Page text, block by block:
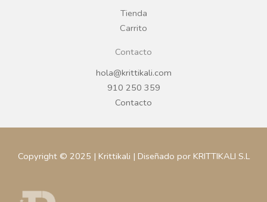
Tienda
Carrito
Contacto
hola@krittikali.com
910 250 359
Contacto
Copyright © 2025 | Krittikali | Diseñado por KRITTIKALI S.L